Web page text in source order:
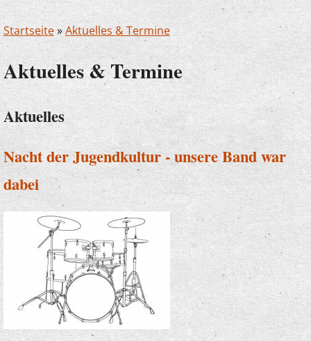
Startseite»Aktuelles & Termine
Aktuelles & Termine
Aktuelles
Nacht der Jugendkultur - unsere Band war
dabei